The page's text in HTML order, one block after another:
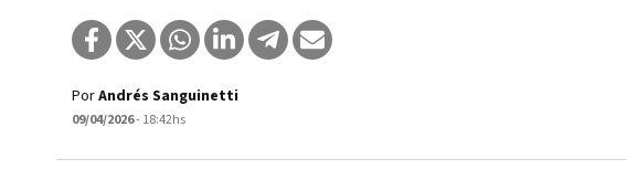
PorAndrés Sanguinetti
09/04/2026- 18:42hs